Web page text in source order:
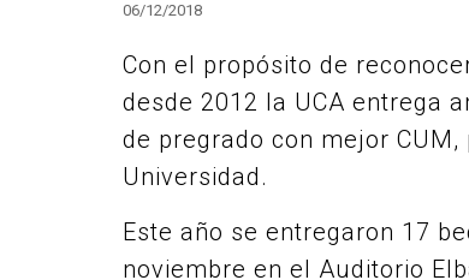
06/12/2018
Con el propósito de
desde 2012 la UCA entrega
de pregrado con mejor
Universidad.
Este año se entregaron 17
noviembre en el Auditorio